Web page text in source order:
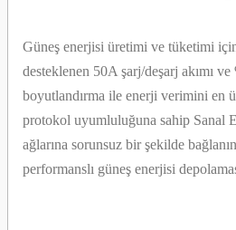
Güneş enerjisi üretimi ve tüketimi
desteklenen 50A şarj/deşarj akımı ve
boyutlandırma ile enerji verimini en
protokol uyumluluğuna sahip Sanal
ağlarına sorunsuz bir şekilde
performanslı güneş enerjisi